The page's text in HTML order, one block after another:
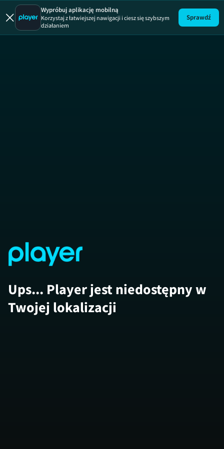
Wypróbuj aplikację mobilną
Korzystaj z łatwiejszej nawigacji i ciesz się szybszym
działaniem
Sprawdź
Ups... Player jest niedostępny w
Twojej lokalizacji